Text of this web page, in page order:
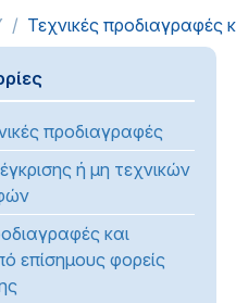
Τεχνικές
προδιαγραφές
ή μη τεχνικών
και
επίσημους φορείς